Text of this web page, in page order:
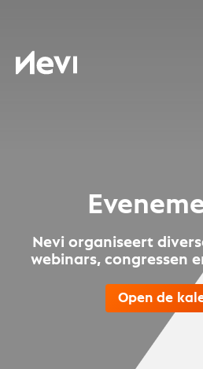
Nevi
Nevi organiseert
webinars, congressen
Open de